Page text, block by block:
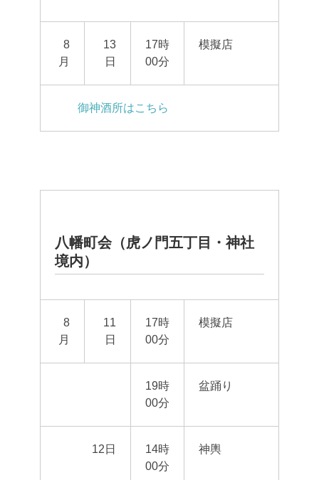
8
月
13
日
17時
00分
模擬店
御神酒所はこちら
八幡町会（虎ノ門五丁目・神社
境内）
8
月
11
日
17時
00分
模擬店
19時
00分
盆踊り
12日
14時
00分
神輿